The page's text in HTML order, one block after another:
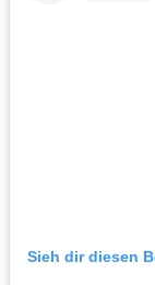
Sieh dir diesen